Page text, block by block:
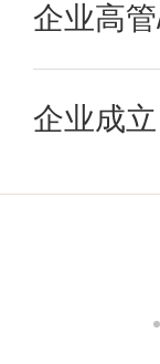
企业高
企业成